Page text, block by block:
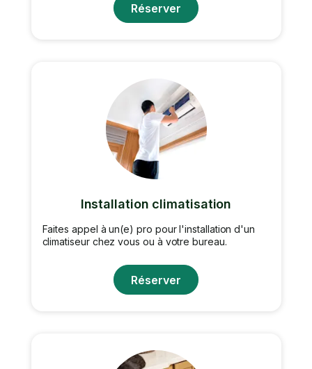
Réserver
Installation climatisation
Faites appel à un(e) pro pour l'installation d'un
climatiseur chez vous ou à votre bureau.
Réserver